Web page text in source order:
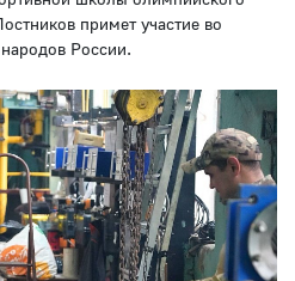
примет участие во
России.